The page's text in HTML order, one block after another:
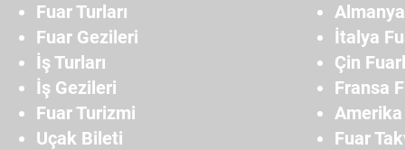
Fuar Turları
Fuar Gezileri
İş Turları
İş Gezileri
Fuar Turizmi
Uçak Bileti
İtalya
Çin
Fransa
Amerika
Fuar